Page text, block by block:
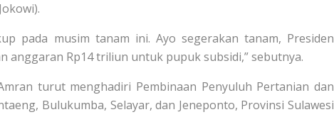
pada musim tanam ini. Ayo segerakan tanam, Presiden
anggaran Rp14 triliun untuk pupuk subsidi,” sebutnya.
turut menghadiri Pembinaan Penyuluh Pertanian dan
Bulukumba, Selayar, dan Jeneponto, Provinsi Sulawesi